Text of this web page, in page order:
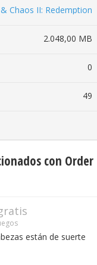
Chaos II: Redemption
2.048,00 MB
0
49
con Order
están de suerte